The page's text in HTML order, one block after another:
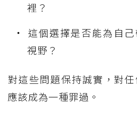
裡？
這個選擇是否能為自
視野？
對這些問題保持誠實，對
應該成為一種罪過。